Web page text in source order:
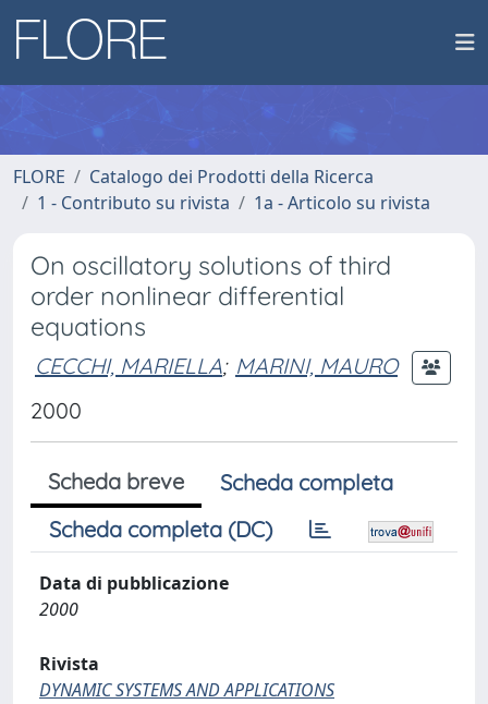
FLORE
Catalogo dei Prodotti della Ricerca
1 - Contributo su rivista
1a - Articolo su rivista
On oscillatory solutions of third
order nonlinear differential
equations
CECCHI, MARIELLA; MARINI, MAURO
2000
Scheda breve
Scheda completa
Scheda completa (DC)
Data di pubblicazione
2000
Rivista
DYNAMIC SYSTEMS AND APPLICATIONS